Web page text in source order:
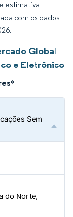
estimativa
com os dados
Global
e Eletrônico
*
Sem
do Norte,